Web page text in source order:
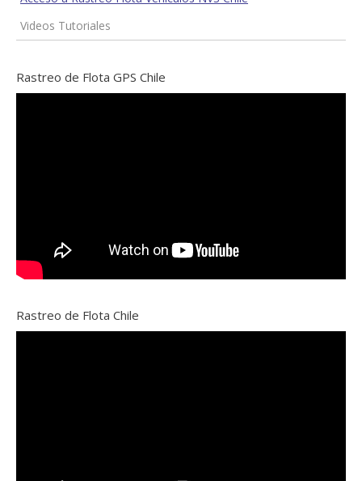
Videos Tutoriales
Rastreo de Flota GPS Chile
Rastreo de Flota Chile